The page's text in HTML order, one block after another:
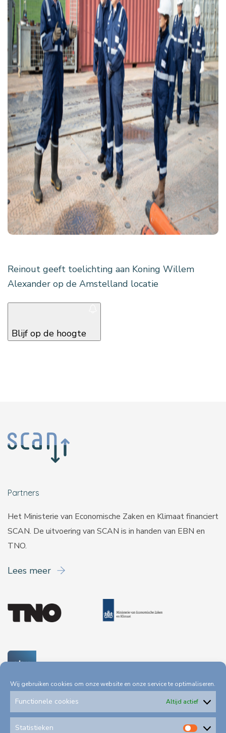
Wij gebruiken cookies om onze website en onze service te optimaliseren.
Functionele cookies Altijd actief
Statistieken
Reinout geeft toelichting aan Koning Willem
Alexander op de Amstelland locatie
Blijf op de hoogte
Partners
Het Ministerie van Economische Zaken en Klimaat financiert
SCAN. De uitvoering van SCAN is in handen van EBN en
TNO.
Lees meer